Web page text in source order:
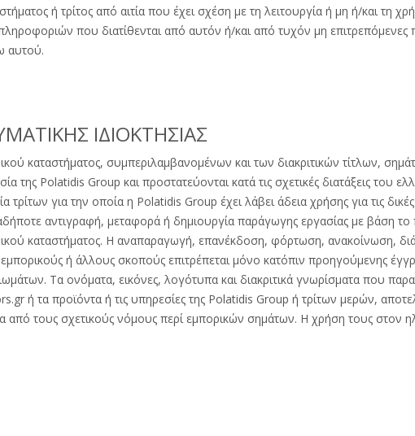
ή τρίτος από αιτία που έχει σχέση με τη λειτουργία ή μη ή/και τη
που διατίθενται από αυτόν ή/και από τυχόν μη επιτρεπόμενες
αυτού.
ΙΔΙΟΚΤΗΣΙΑΣ
καταστήματος, συμπεριλαμβανομένων και των διακριτικών τίτλων,
της Polatidis Group και προστατεύονται κατά τις σχετικές διατάξεις του
για την οποία η Polatidis Group έχει λάβει άδεια χρήσης για τις
αντιγραφή, μεταφορά ή δημιουργία παράγωγης εργασίας με βάση
καταστήματος. Η αναπαραγωγή, επανέκδοση, φόρτωση, ανακοίνωση,
ή άλλους σκοπούς επιτρέπεται μόνο κατόπιν προηγούμενης
Τα ονόματα, εικόνες, λογότυπα και διακριτικά γνωρίσματα που
ή τα προϊόντα ή τις υπηρεσίες της Polatidis Group ή τρίτων μερών,
από τους σχετικούς νόμους περί εμπορικών σημάτων. Η χρήση τους στον